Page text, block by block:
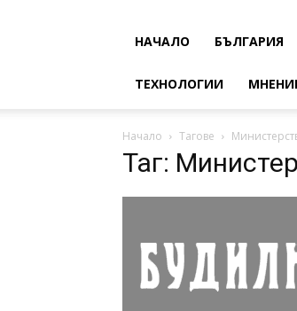
НАЧАЛО БЪЛГАРИЯ
ТЕХНОЛОГИИ
Начало Тагове
Таг: